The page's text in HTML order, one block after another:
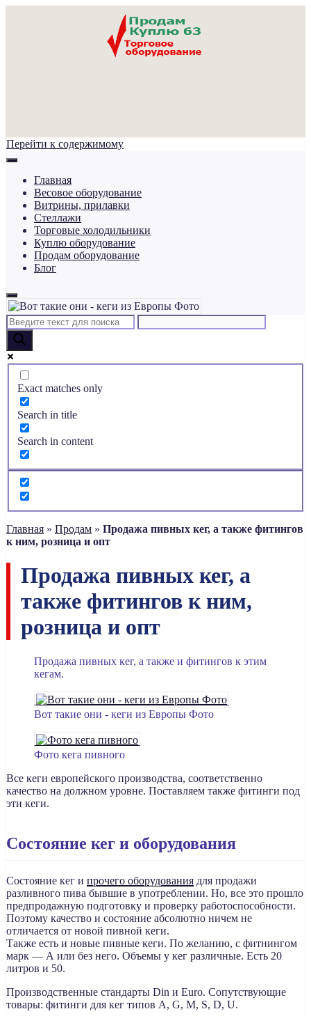
Перейти к содержимому
Главная
Весовое оборудование
Витрины, прилавки
Стеллажи
Торговые холодильники
Куплю оборудование
Продам оборудование
Блог
Exact matches only
Search in title
Search in content
Главная » Продам » Продажа пивных кег, а также фитингов
к ним, розница и опт
Продажа пивных кег, а
также фитингов к ним,
розница и опт
Продажа пивных кег, а также и фитингов к этим
кегам.
Вот такие они - кеги из Европы Фото
Фото кега пивного
Все кеги европейского производства, соответственно
качество на должном уровне. Поставляем также фитинги под
эти кеги.
Состояние кег и оборудования
Состояние кег и прочего оборудования для продажи
разливного пива бывшие в употреблении. Но, все это прошло
предпродажную подготовку и проверку работоспособности.
Поэтому качество и состояние абсолютно ничем не
отличается от новой пивной кеги.
Также есть и новые пивные кеги. По желанию, с фитнингом
марк — А или без него. Объемы у кег различные. Есть 20
литров и 50.
Производственные стандарты Din и Euro. Сопутствующие
товары: фитинги для кег типов A, G, M, S, D, U.